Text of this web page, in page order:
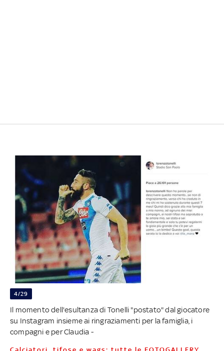
4/29
Il momento dell'esultanza di Tonelli "postato" dal giocatore
su Instagram insieme ai ringraziamenti per la famiglia, i
compagni e per Claudia -